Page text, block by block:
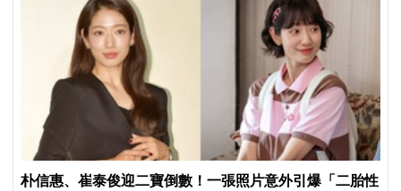
朴信惠、崔泰俊迎二寶倒數！一張照片意外引爆「二胎性